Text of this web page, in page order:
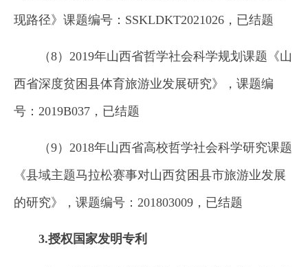
现路径》课题编号：SSKLDKT2021026，已结题
（8）2019年山西省哲学社会科学规划课题《山
西省深度贫困县体育旅游业发展研究》，课题编
号：2019B037，已结题
（9）2018年山西省高校哲学社会科学研究课题
《县域主题马拉松赛事对山西贫困县市旅游业发展
的研究》，课题编号：201803009，已结题
3.授权国家发明专利